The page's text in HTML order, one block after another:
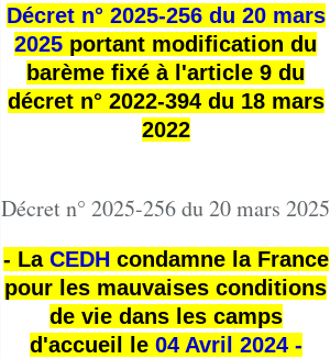
Décret n° 2025-256 du 20 mars
2025 portant modification du
barème fixé à l'article 9 du
décret n° 2022-394 du 18 mars
2022
Décret n° 2025-256 du 20 mars 2025
- La CEDHcondamne la France
pour les mauvaises conditions
de vie dans les camps
d'accueil le 04 Avril 2024 -